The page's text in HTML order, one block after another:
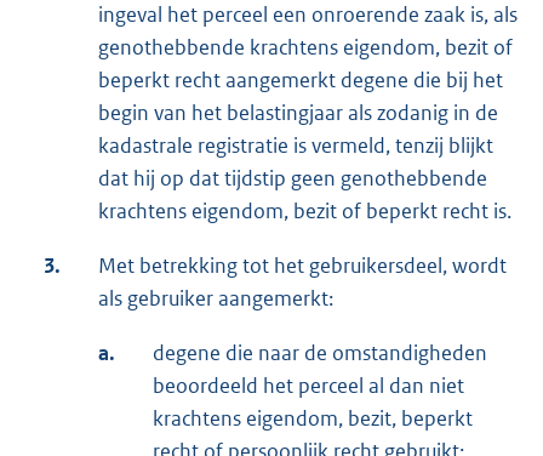
ingeval het perceel een onroerende zaak is, als
genothebbende krachtens eigendom, bezit of
beperkt recht aangemerkt degene die bij het
begin van het belastingjaar als zodanig in de
kadastrale registratie is vermeld, tenzij blijkt
dat hij op dat tijdstip geen genothebbende
krachtens eigendom, bezit of beperkt recht is.
3.
Met betrekking tot het gebruikersdeel, wordt
als gebruiker aangemerkt:
a.
degene die naar de omstandigheden
beoordeeld het perceel al dan niet
krachtens eigendom, bezit, beperkt